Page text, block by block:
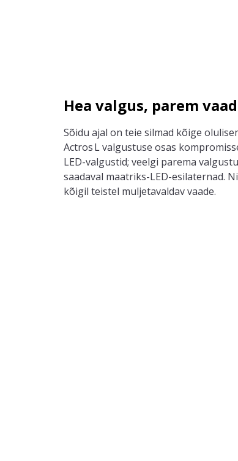
Hea valgus, parem
Sõidu ajal on teie silmad kõige
ActrosL valgustuse osas
LED-valgustid; veelgi parema
saadaval maatriks-LED-esilaternad.
kõigil teistel muljetavaldav vaade.